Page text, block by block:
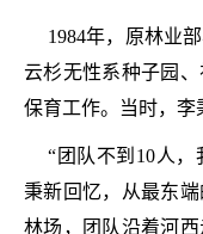
1984年，原林业
云杉无性系种子园
保育工作。当时，李
“团队不到10人
秉新回忆，从最东
林场，团队沿着河